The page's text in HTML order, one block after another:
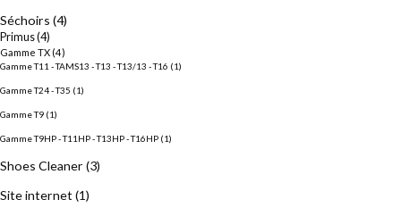
Séchoirs (4)
Primus(4)
Gamme TX (4)
Gamme T11 - TAMS13 - T13 - T13/13 - T16 (1)
Gamme T24 - T35 (1)
Gamme T9 (1)
Gamme T9HP - T11HP - T13HP - T16HP (1)
Shoes Cleaner (3)
Site internet(1)